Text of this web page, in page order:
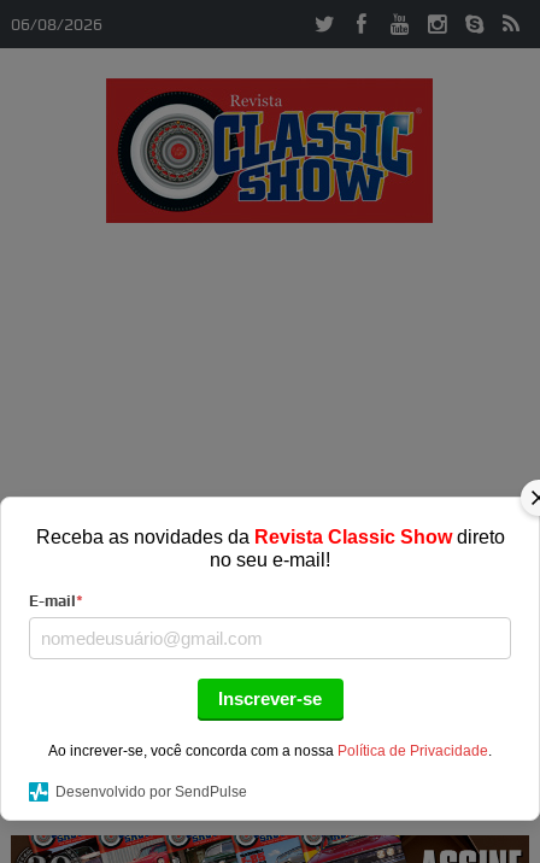
06/08/2026
Receba as novidades da Revista Classic Showdireto
no seu e-mail!
E-mail*
Inscrever-se
Ao increver-se, você concorda com a nossa Política de Privacidade.
Desenvolvido por SendPulse